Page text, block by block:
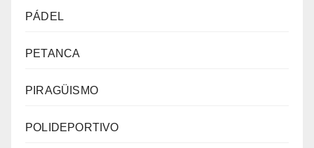
PÁDEL
PETANCA
PIRAGÜISMO
POLIDEPORTIVO